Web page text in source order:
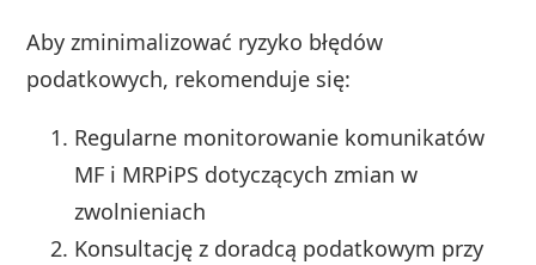
Aby zminimalizować ryzyko błędów
podatkowych, rekomenduje się:
Regularne monitorowanie komunikatów
MF i MRPiPS dotyczących zmian w
zwolnieniach
Konsultację z doradcą podatkowym przy